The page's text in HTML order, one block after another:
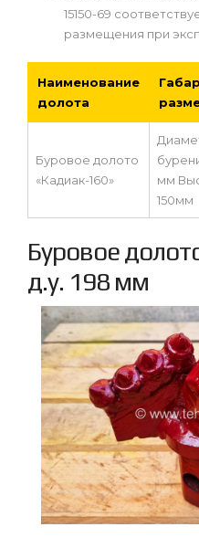
15150-69
размещения при
Наименование
долота
Буровое долото
«Кадиак-160»
мм
150мм
Буровое
д.у. 198 мм